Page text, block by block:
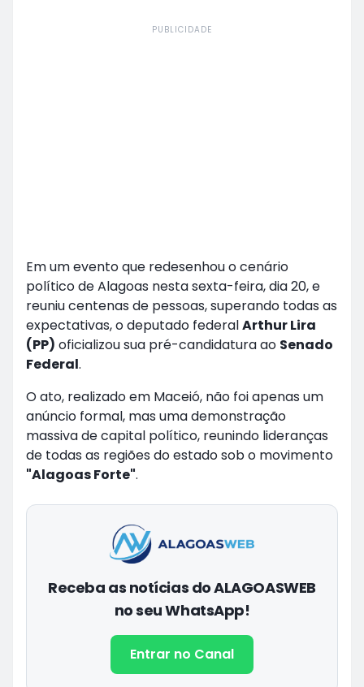
PUBLICIDADE
Em um evento que redesenhou o cenário
político de Alagoas nesta sexta-feira, dia 20, e
reuniu centenas de pessoas, superando todas as
expectativas, o deputado federalArthur Lira
(PP) oficializou sua pré-candidatura ao Senado
Federal.
O ato, realizado em Maceió, não foi apenas um
anúncio formal, mas uma demonstração
massiva de capital político, reunindo lideranças
de todas as regiões do estado sob o movimento
"Alagoas Forte".
Receba as notícias do ALAGOASWEB
no seu WhatsApp!
Entrar no Canal